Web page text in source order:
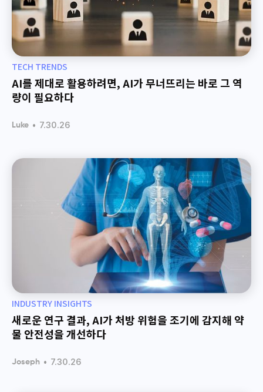
TECH TRENDS
AI를 제대로 활용하려면, AI가 무너뜨리는 바로 그 역
량이 필요하다
Luke • 7.30.26
INDUSTRY INSIGHTS
새로운 연구 결과, AI가 처방 위험을 조기에 감지해 약
물 안전성을 개선하다
Joseph • 7.30.26